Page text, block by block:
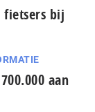
fietsers bij
aan